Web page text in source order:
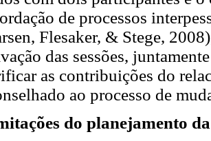
de processos
Flesaker, & Stege,
das sessões,
as contribuições do
ao processo de
do planejamento